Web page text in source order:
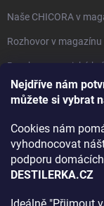
Nejdříve nám
můžete si vybrat
Cookies nám
vyhodnocovat
podporu
DESTILERKA.CZ
Naše CHICORA v
Rozhovor v magazínu
Bourbon, americká
Napsali v TÝDNU o
Rozhovor s
Jak vybrat dárek na